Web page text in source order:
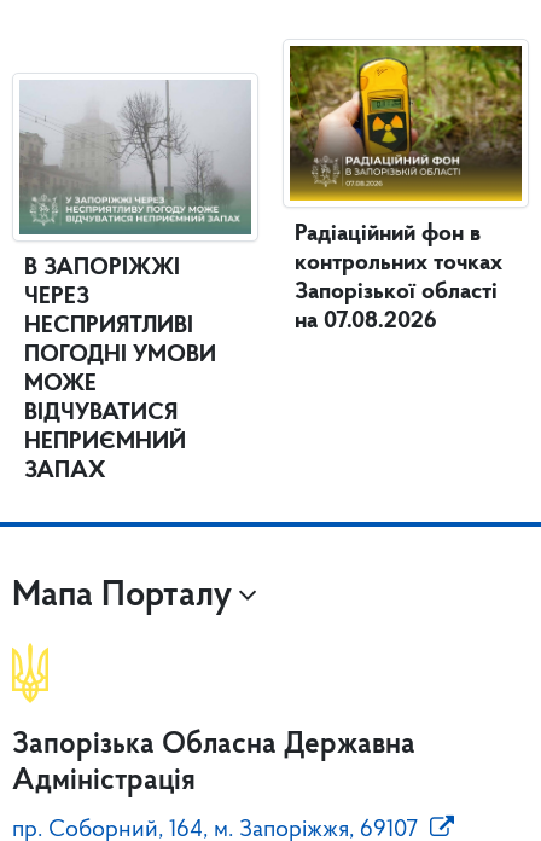
В ЗАПОРІЖЖІ
ЧЕРЕЗ
НЕСПРИЯТЛИВІ
ПОГОДНІ УМОВИ
МОЖЕ
ВІДЧУВАТИСЯ
НЕПРИЄМНИЙ
ЗАПАХ
Радіаційний фон в
контрольних точках
Запорізької області
на 07.08.2026
Мапа Порталу
Запорізька Обласна Державна
Адміністрація
пр. Соборний, 164, м. Запоріжжя, 69107